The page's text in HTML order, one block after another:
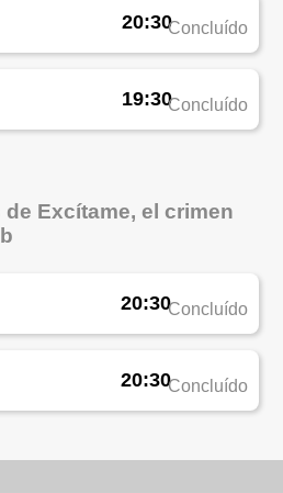
20:30Concluído
19:30Concluído
Excítame, el crimen
20:30Concluído
20:30Concluído